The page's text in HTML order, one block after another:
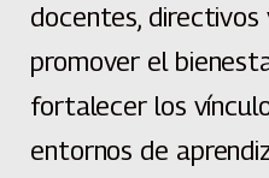
docentes, directivos
promover el
fortalecer los
entornos de